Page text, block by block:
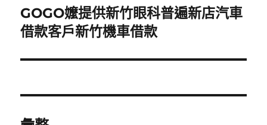
下
一
文
GOGO嬤提供新竹眼科普遍新店汽車
借款客戶新竹機車借款